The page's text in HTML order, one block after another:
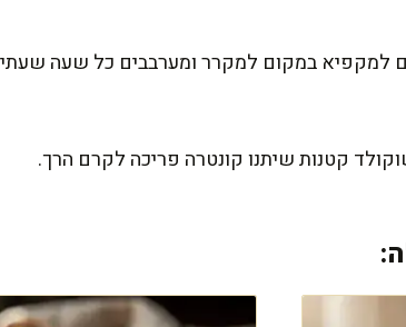
למקפיא במקום למקרר ומערבבים כל שעה
קטנות שיתנו קונטרה פריכה לקרם הרך.